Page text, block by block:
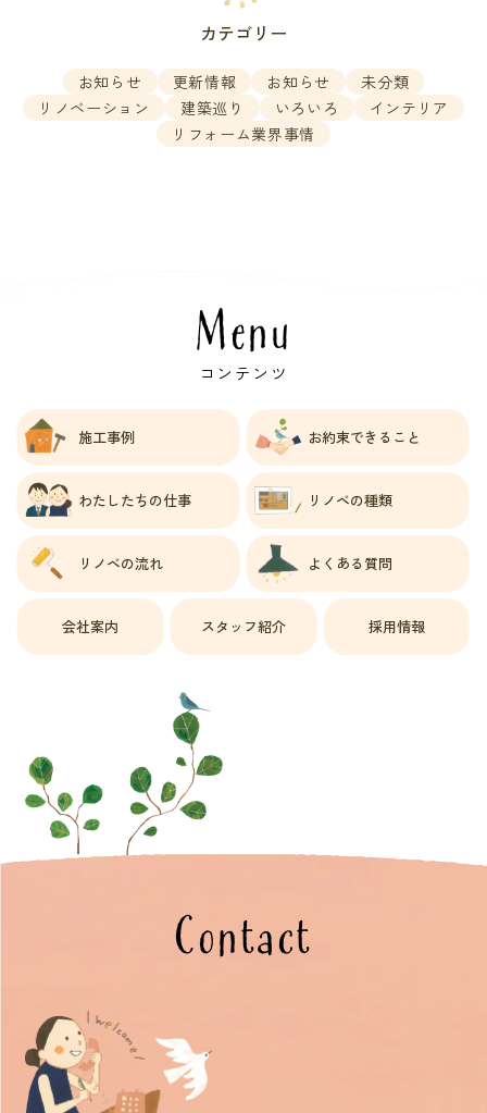
カテゴリー
お知らせ 更新情報 お知らせ
未分類
リノベーション
建築巡り いろいろ
インテリア
リフォーム業界事情
Menu
コンテンツ
施工事例 お約束できること
わたしたちの仕事 リノベの種類
リノベの流れ よくある質問
会社案内 スタッフ紹介 採用情報
Contact